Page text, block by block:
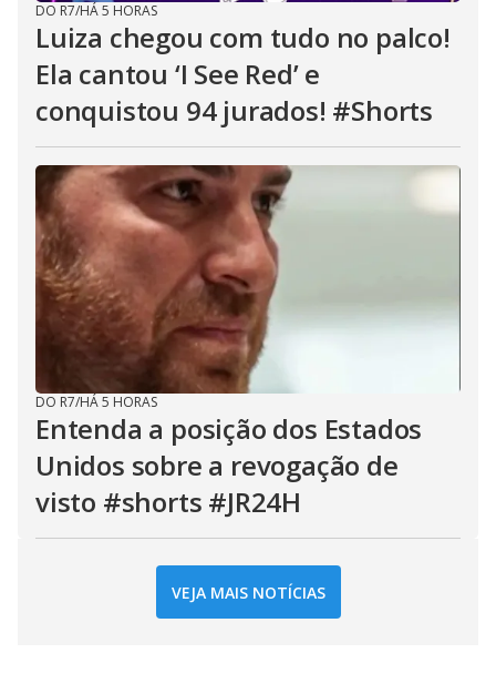
DO R7/HÁ 5 HORAS
Luiza chegou com tudo no palco!
Ela cantou ‘I See Red’ e
conquistou 94 jurados! #Shorts
DO R7/HÁ 5 HORAS
Entenda a posição dos Estados
Unidos sobre a revogação de
visto #shorts #JR24H
VEJA MAIS NOTÍCIAS